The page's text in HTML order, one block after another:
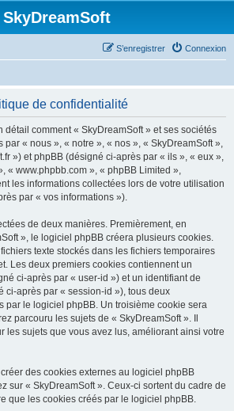
SkyDreamSoft
Connexion
S’enregistrer
de confidentialité
comment « SkyDreamSoft » et ses sociétés
« nous », « notre », « nos », « SkyDreamSoft »,
») et phpBB (désigné ci-après par « ils », « eux »,
« www.phpbb.com », « phpBB Limited »,
les informations collectées lors de votre utilisation
par « vos informations »).
de deux manières. Premièrement, en
», le logiciel phpBB créera plusieurs cookies.
texte stockés dans les fichiers temporaires
Les deux premiers cookies contiennent un
ci-après par « user-id ») et un identifiant de
ci-après par « session-id »), tous deux
par le logiciel phpBB. Un troisième cookie sera
parcouru les sujets de « SkyDreamSoft ». Il
les sujets que vous avez lus, améliorant ainsi votre
des cookies externes au logiciel phpBB
sur « SkyDreamSoft ». Ceux-ci sortent du cadre de
que les cookies créés par le logiciel phpBB.